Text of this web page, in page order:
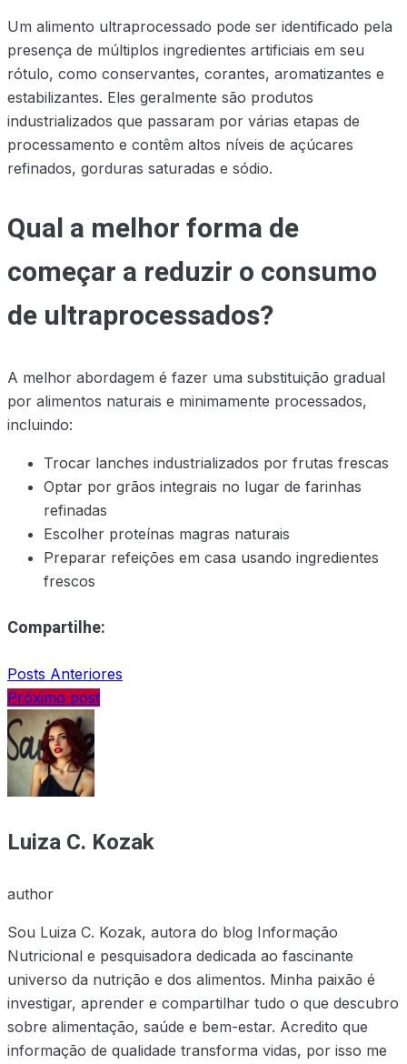
Um alimento ultraprocessado pode ser identificado pela
presença de múltiplos ingredientes artificiais em seu
rótulo, como conservantes, corantes, aromatizantes e
estabilizantes. Eles geralmente são produtos
industrializados que passaram por várias etapas de
processamento e contêm altos níveis de açúcares
refinados, gorduras saturadas e sódio.
Qual a melhor forma de
começar a reduzir o consumo
de ultraprocessados?
A melhor abordagem é fazer uma substituição gradual
por alimentos naturais e minimamente processados,
incluindo:
Trocar lanches industrializados por frutas frescas
Optar por grãos integrais no lugar de farinhas
refinadas
Escolher proteínas magras naturais
Preparar refeições em casa usando ingredientes
frescos
Compartilhe:
Posts Anteriores
Próximo post
Luiza C. Kozak
author
Sou Luiza C. Kozak, autora do blog Informação
Nutricional e pesquisadora dedicada ao fascinante
universo da nutrição e dos alimentos. Minha paixão é
investigar, aprender e compartilhar tudo o que descubro
sobre alimentação, saúde e bem-estar. Acredito que
informação de qualidade transforma vidas, por isso me